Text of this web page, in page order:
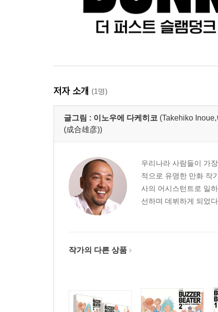
저자 소개 (1명)
글그림 : 이노우에 다케히코 (Takehiko
(成合雄彦))
우리나라 사람들이 가
적으로 유명한 만화 작
사의 어시스턴트로 일
선하며 데뷔하게 되었
작가의 다른 상품